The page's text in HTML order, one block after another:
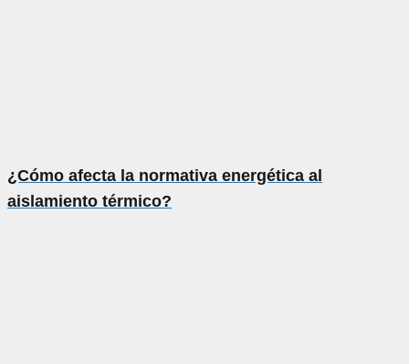
¿Cómo afecta la normativa energética al
aislamiento térmico?